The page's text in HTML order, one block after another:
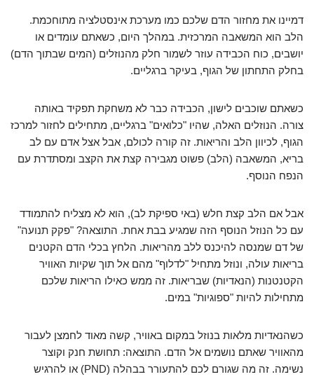
דמיינו את מחזור הדם שלכם כמו מערכת אינסטלציה מתוחכמת.
הלב הוא המשאבה המרכזית. במהלך היום, כשאתם עומדים או
יושבים, כוח הכבידה עוזר לשמור חלק מהנוזלים (המים שבתוך הדם)
בחלק התחתון של הגוף, בעיקר ברגליים.
כשאתם שוכבים לישון, הכבידה כבר לא משחקת תפקיד באותה
צורה. הנוזלים האלה, שהיו "כלואים" ברגליים, מתחילים לחזור למרכז
הגוף, לכיוון הלב והריאות. זה קורה לכולם, אבל אצל אדם עם לב
בריא, המשאבה (הלב) פשוט מגבירה קצת את הקצב ומסתדרת עם
הנפח הנוסף.
אבל אם הלב קצת חלש (באי ספיקת לב), הוא לא מצליח להתמודד
עם כל הנוזל הנוסף הזה שמגיע בבת אחת. התוצאה? "פקק תנועה"
של דם שמנסה להיכנס ללב מהריאות. הלחץ בכלי הדם הקטנים
בריאות עולה, ונוזל מתחיל "לדלוף" מהם אל תוך שקיות האוויר
הקטנטנות (הנאדיות) שבריאות. זה ממש כאילו הריאות שלכם
מתחילות להיות "ספוגיות" במים.
כשהנאדיות מלאות בנוזל במקום באוויר, קשה מאוד לחמצן לעבור
מהאוויר שאתם נושמים אל הדם. התוצאה: תחושת חנק וקוצר
נשימה. זה מה שגורם לכם להתעורר בבהלה (PND) או להרגיש